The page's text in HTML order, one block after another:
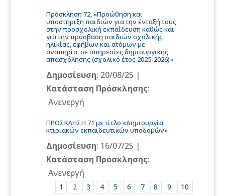
Πρόσκληση 72, «Προώθηση και
υποστήριξη παιδιών για την ένταξή τους
στην προσχολική εκπαίδευση καθώς και
για την πρόσβαση παιδιών σχολικής
ηλικίας, εφήβων και ατόμων με
αναπηρία, σε υπηρεσίες δημιουργικής
απασχόλησης (σχολικό έτος 2025-2026)»
Δημοσίευση: 20/08/25 |
Κατάσταση Πρόσκλησης:
Ανενεργή
ΠΡΟΣΚΛΗΣΗ 71 με τίτλο «Δημιουργία
κτιριακών εκπαιδευτικών υποδομών»
Δημοσίευση: 16/07/25 |
Κατάσταση Πρόσκλησης:
Ανενεργή
1 2 3 4 5 6 7 8 9 10